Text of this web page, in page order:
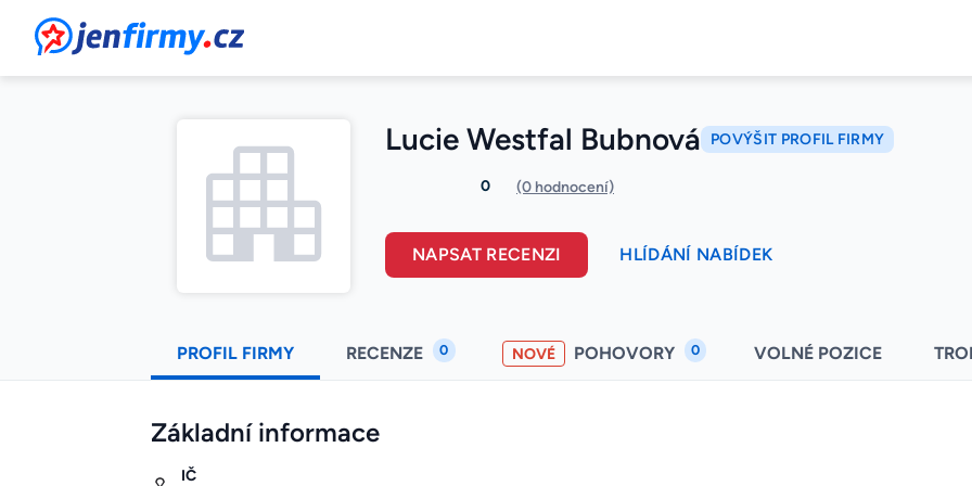
JenFirmy.cz
Lucie Westfal Bubnová POVÝŠIT PROFIL FIRMY
0 (0 hodnocení)
NAPSAT RECENZI HLÍDÁNÍ NABÍDEK
PROFIL FIRMY RECENZE 0 NOVÉ POHOVORY 0 VOLNÉ POZICE
Základní informace
IČ